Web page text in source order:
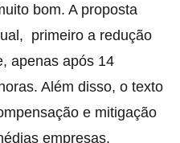
bom. A proposta
primeiro a redução
apenas após 14
Além disso, o texto
e mitigação
empresas.